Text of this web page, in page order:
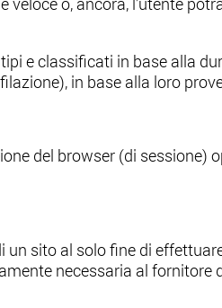
e classificati in base alla
in base alla loro
del browser (di sessione)
sito al solo fine di
necessaria al fornitore